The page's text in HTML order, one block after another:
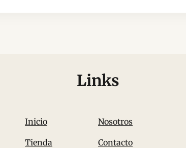
Links
Inicio
Tienda
Nosotros
Contacto